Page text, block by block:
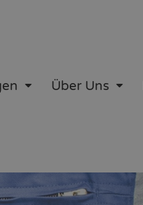
Über Uns